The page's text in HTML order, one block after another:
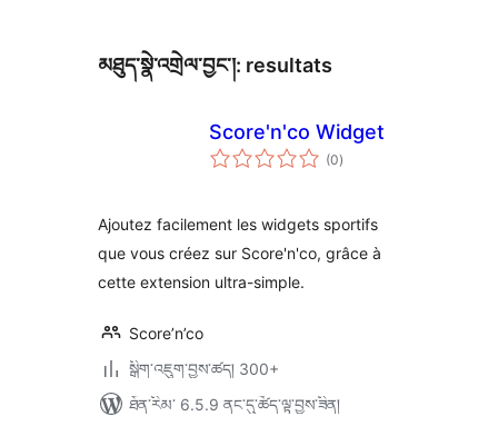
མཐུད་སྣེ་འགྲེལ་བྱང་།: resultats
Score'n'co Widget
(0གདེང་
འཇོག་
)
Ajoutez facilement les widgets sportifs
que vous créez sur Score'n'co, grâce à
cette extension ultra-simple.
Score’n’co
སྒྲིག་འཇུག་བྱས་ཚད། 300+
ཐོན་རིམ་ 6.5.9 ནང་དུ་ཚོད་ལྟ་བྱས་ཟིན།